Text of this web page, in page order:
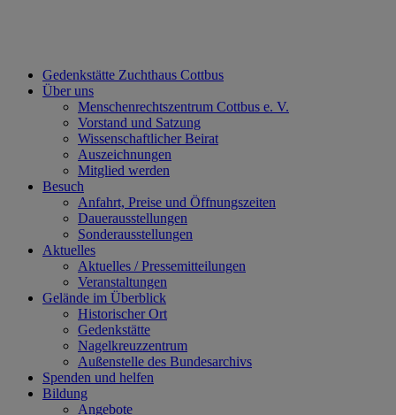
Gedenkstätte Zuchthaus Cottbus
Über uns
Menschenrechtszentrum Cottbus e. V.
Vorstand und Satzung
Wissenschaftlicher Beirat
Auszeichnungen
Mitglied werden
Besuch
Anfahrt, Preise und Öffnungszeiten
Dauerausstellungen
Sonderausstellungen
Aktuelles
Aktuelles / Pressemitteilungen
Veranstaltungen
Gelände im Überblick
Historischer Ort
Gedenkstätte
Nagelkreuzzentrum
Außenstelle des Bundesarchivs
Spenden und helfen
Bildung
Angebote